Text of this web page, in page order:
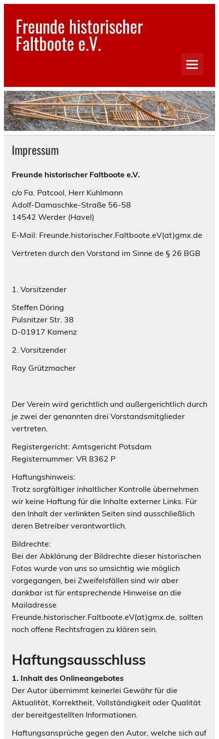
Skip
contentFreunde historischer
Faltboote e.V.
Bilder und Geschichten aus dem Reich der Faltboote
Impressum
Freunde historischer Faltboote e.V.
c/o Fa. Patcool, Herr Kuhlmann
Adolf-Damaschke-Straße 56-58
14542 Werder (Havel)
E-Mail: Freunde.historischer.Faltboote.eV(at)gmx.de
Vertreten durch den Vorstand im Sinne de § 26 BGB
1. Vorsitzender
Steffen Döring
Pulsnitzer Str. 38
D-01917 Kamenz
2. Vorsitzender
Ray Grützmacher
Der Verein wird gerichtlich und außergerichtlich durch
je zwei der genannten drei Vorstandsmitglieder
vertreten.
Registergericht: Amtsgericht Potsdam
Registernummer: VR 8362 P
Haftungshinweis:
Trotz sorgfältiger inhaltlicher Kontrolle übernehmen
wir keine Haftung für die Inhalte externer Links. Für
den Inhalt der verlinkten Seiten sind ausschließlich
deren Betreiber verantwortlich.
Bildrechte:
Bei der Abklärung der Bildrechte dieser historischen
Fotos wurde von uns so umsichtig wie möglich
vorgegangen, bei Zweifelsfällen sind wir aber
dankbar ist für entsprechende Hinweise an die
Mailadresse
Freunde.historischer.Faltboote.eV(at)gmx.de, sollten
noch offene Rechtsfragen zu klären sein.
Haftungsausschluss
1. Inhalt des Onlineangebotes
Der Autor übernimmt keinerlei Gewähr für die
Aktualität, Korrektheit, Vollständigkeit oder Qualität
der bereitgestellten Informationen.
Haftungsansprüche gegen den Autor, welche sich auf